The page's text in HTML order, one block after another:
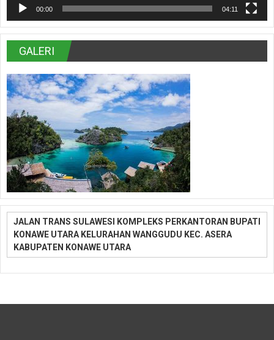
00:00 04:11
GALERI
JALAN TRANS SULAWESI KOMPLEKS PERKANTORAN BUPATI
KONAWE UTARA KELURAHAN WANGGUDU KEC. ASERA
KABUPATEN KONAWE UTARA